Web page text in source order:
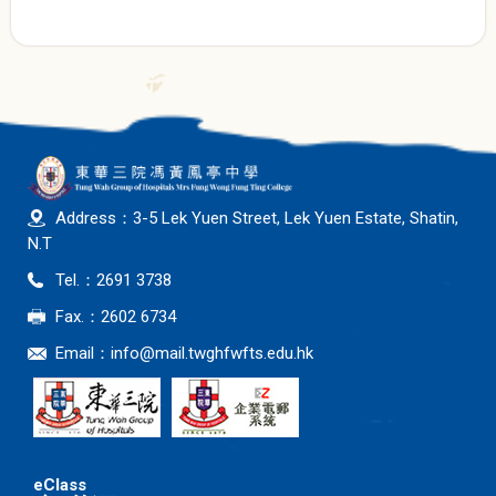
Address：3-5 Lek Yuen Street, Lek Yuen Estate, Shatin,
N.T
Tel.：2691 3738
Fax.：2602 6734
Email： info@mail.twghfwfts.edu.hk